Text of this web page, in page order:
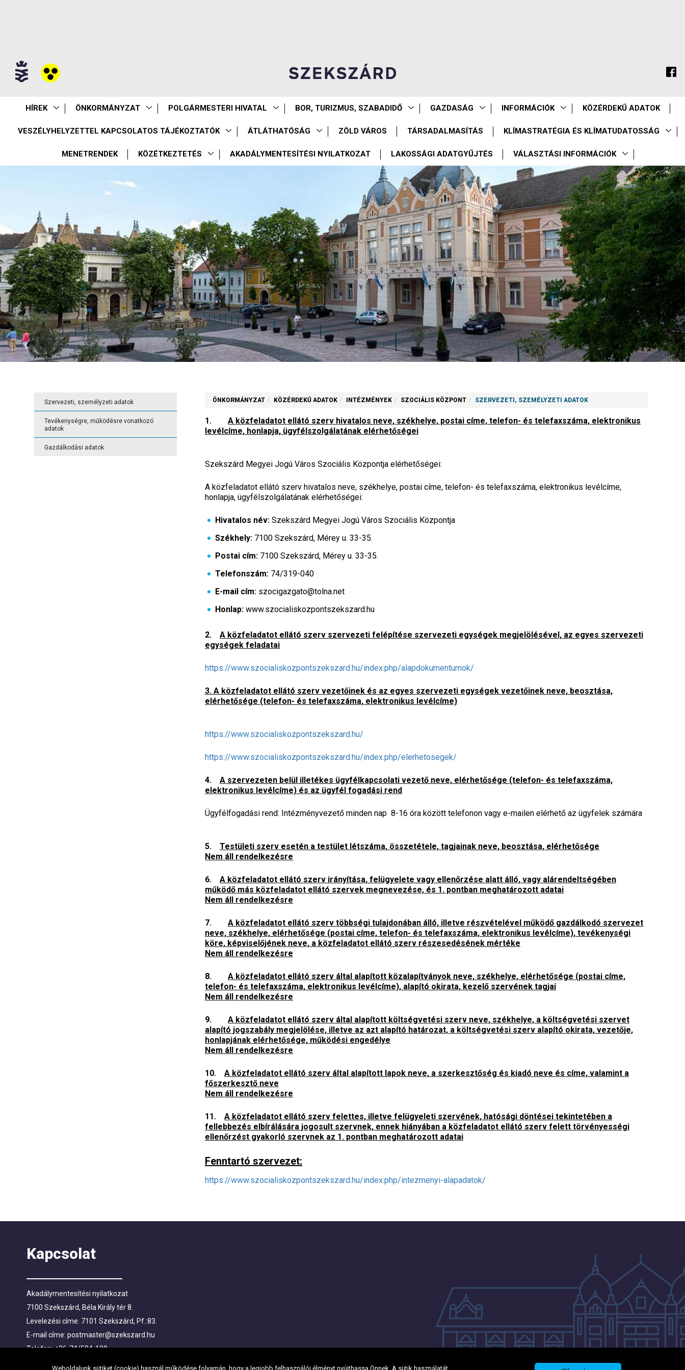
Weboldalunk sütiket (cookie) használ működése folyamán, hogy a legjobb felhasználói élményt nyújthassa Önnek. A sütik használatát
HÍREK ÖNKORMÁNYZAT POLGÁRMESTERI HIVATAL BOR, TURIZMUS, SZABADIDŐ GAZDASÁG INFORMÁCIÓK KÖZÉRDEKŰ ADATOK
VESZÉLYHELYZETTEL KAPCSOLATOS TÁJÉKOZTATÓK ÁTLÁTHATÓSÁG ZÖLD VÁROS TÁRSADALMASÍTÁS KLÍMASTRATÉGIA ÉS KLÍMATUDATOSSÁG
MENETRENDEK KÖZÉTKEZTETÉS AKADÁLYMENTESÍTÉSI NYILATKOZAT LAKOSSÁGI ADATGYŰJTÉS VÁLASZTÁSI INFORMÁCIÓK
Szervezeti, személyzeti adatok
Tevékenységre, működésre vonatkozó
adatok
Gazdálkodási adatok
ÖNKORMÁNYZAT KÖZÉRDEKŰ ADATOK INTÉZMÉNYEK SZOCIÁLIS KÖZPONT SZERVEZETI, SZEMÉLYZETI ADATOK
1. A közfeladatot ellátó szerv hivatalos neve, székhelye, postai címe, telefon- és telefaxszáma, elektronikus
levélcíme, honlapja, ügyfélszolgálatának elérhetőségei
Szekszárd Megyei Jogú Város Szociális Központja elérhetőségei:
A közfeladatot ellátó szerv hivatalos neve, székhelye, postai címe, telefon- és telefaxszáma, elektronikus levélcíme,
honlapja, ügyfélszolgálatának elérhetőségei:
Hivatalos név: Szekszárd Megyei Jogú Város Szociális Központja
Székhely: 7100 Szekszárd, Mérey u. 33-35.
Postai cím: 7100 Szekszárd, Mérey u. 33-35.
Telefonszám: 74/319-040
E-mail cím: szocigazgato@tolna.net
Honlap: www.szocialiskozpontszekszard.hu
2. A közfeladatot ellátó szerv szervezeti felépítése szervezeti egységek megjelölésével, az egyes szervezeti
egységek feladatai
https://www.szocialiskozpontszekszard.hu/index.php/alapdokumentumok/
3. A közfeladatot ellátó szerv vezetőinek és az egyes szervezeti egységek vezetőinek neve, beosztása,
elérhetősége (telefon- és telefaxszáma, elektronikus levélcíme)
https://www.szocialiskozpontszekszard.hu/
https://www.szocialiskozpontszekszard.hu/index.php/elerhetosegek/
4. A szervezeten belül illetékes ügyfélkapcsolati vezető neve, elérhetősége (telefon- és telefaxszáma,
elektronikus levélcíme) és az ügyfél fogadási rend
Ügyfélfogadási rend: Intézményvezető minden nap 8-16 óra között telefonon vagy e-mailen elérhető az ügyfelek számára
5. Testületi szerv esetén a testület létszáma, összetétele, tagjainak neve, beosztása, elérhetősége
Nem áll rendelkezésre
6. A közfeladatot ellátó szerv irányítása, felügyelete vagy ellenőrzése alatt álló, vagy alárendeltségében
működő más közfeladatot ellátó szervek megnevezése, és 1. pontban meghatározott adatai
Nem áll rendelkezésre
7. A közfeladatot ellátó szerv többségi tulajdonában álló, illetve részvételével működő gazdálkodó szervezet
neve, székhelye, elérhetősége (postai címe, telefon- és telefaxszáma, elektronikus levélcíme), tevékenységi
köre, képviselőjének neve, a közfeladatot ellátó szerv részesedésének mértéke
Nem áll rendelkezésre
8. A közfeladatot ellátó szerv által alapított közalapítványok neve, székhelye, elérhetősége (postai címe,
telefon- és telefaxszáma, elektronikus levélcíme), alapító okirata, kezelő szervének tagjai
Nem áll rendelkezésre
9. A közfeladatot ellátó szerv által alapított költségvetési szerv neve, székhelye, a költségvetési szervet
alapító jogszabály megjelölése, illetve az azt alapító határozat, a költségvetési szerv alapító okirata, vezetője,
honlapjának elérhetősége, működési engedélye
Nem áll rendelkezésre
10. A közfeladatot ellátó szerv által alapított lapok neve, a szerkesztőség és kiadó neve és címe, valamint a
főszerkesztő neve
Nem áll rendelkezésre
11. A közfeladatot ellátó szerv felettes, illetve felügyeleti szervének, hatósági döntései tekintetében a
fellebbezés elbírálására jogosult szervnek, ennek hiányában a közfeladatot ellátó szerv felett törvényességi
ellenőrzést gyakorló szervnek az 1. pontban meghatározott adatai
Fenntartó szervezet:
https://www.szocialiskozpontszekszard.hu/index.php/intezmenyi-alapadatok/
Kapcsolat
Akadálymentesítési nyilatkozat
7100 Szekszárd, Béla Király tér 8.
Levelezési címe: 7101 Szekszárd, Pf.:83.
E-mail címe: postmaster@szekszard.hu
Telefon: +36-74/504-100